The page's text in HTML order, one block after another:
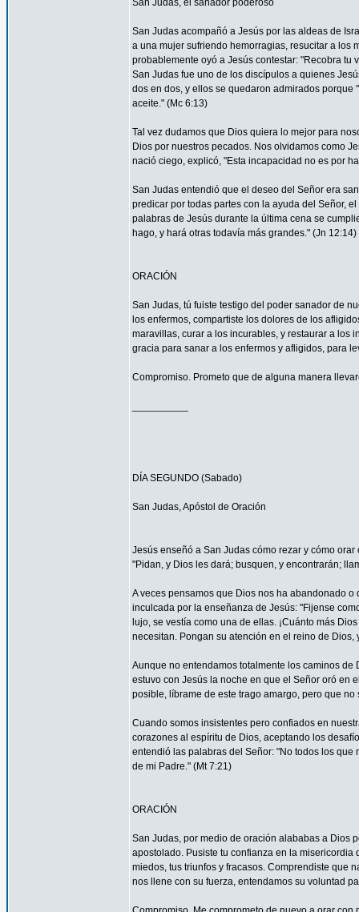
San Judas, el sanador poderoso
San Judas acompañó a Jesús por las aldeas de
a una mujer sufriendo hemorragias, resucitar a los
probablemente oyó a Jesús contestar: "Recobra tu
San Judas fue uno de los discípulos a quienes
dos en dos, y ellos se quedaron admirados
aceite." (Mc 6:13)
Tal vez dudamos que Dios quiera lo mejor para
Dios por nuestros pecados. Nos olvidamos como
nació ciego, explicó, "Esta incapacidad no es por
San Judas entendió que el deseo del Señor era
predicar por todas partes con la ayuda del Señor,
palabras de Jesús durante la última cena se
hago, y hará otras todavía más grandes." (Jn 12:14)
ORACIÓN
San Judas, tú fuiste testigo del poder sanador de
los enfermos, compartiste los dolores de los
maravillas, curar a los incurables, y restaurar a los
gracia para sanar a los enfermos y afligidos, para
Compromiso. Prometo que de alguna manera
DÍA SEGUNDO (Sabado)
San Judas, Apóstol de Oración
Jesús enseñó a San Judas cómo rezar y cómo
"Pidan, y Dios les dará; busquen, y encontrarán;
A veces pensamos que Dios nos ha abandonado
inculcada por la enseñanza de Jesús: "Fijense
lujo, se vestía como una de ellas. ¡Cuánto más
necesitan. Pongan su atención en el reino de
Aunque no entendamos totalmente los caminos
estuvo con Jesús la noche en que el Señor oró en
posible, líbrame de este trago amargo, pero que
Cuando somos insistentes pero confiados en
corazones al espíritu de Dios, aceptando los
entendió las palabras del Señor: "No todos los
de mi Padre." (Mt 7:21)
ORACIÓN
San Judas, por medio de oración alababas a Dios
apostolado. Pusiste tu confianza en la
miedos, tus triunfos y fracasos. Comprendiste que
nos llene con su fuerza, entendamos su voluntad